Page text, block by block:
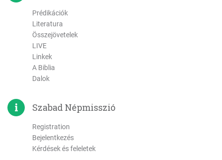
Prédikációk
Literatura
Összejövetelek
LIVE
Linkek
A Biblia
Dalok
Szabad Népmisszió
Registration
Bejelentkezés
Kérdések és feleletek